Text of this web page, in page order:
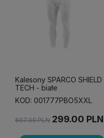
Kalesony SPARCO SHIELD
TECH - białe
KOD: 001777PBO5XXL
607.00 PLN 299.00 PLN